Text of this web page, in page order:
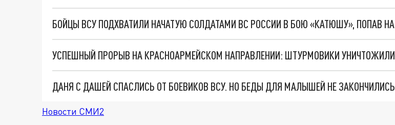
ДАНЯ С ДАШЕЙ СПАСЛИСЬ ОТ БОЕВИКОВ ВСУ. НО БЕДЫ ДЛЯ МАЛЫШЕЙ НЕ ЗАКОНЧИЛИСЬ
Новости СМИ2